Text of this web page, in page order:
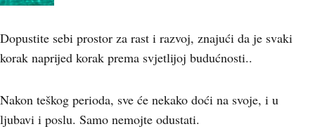
Dopustite sebi prostor za rast i razvoj, znajući da je svaki
korak naprijed korak prema svjetlijoj budućnosti..
Nakon teškog perioda, sve će nekako doći na svoje, i u
ljubavi i poslu. Samo nemojte odustati.